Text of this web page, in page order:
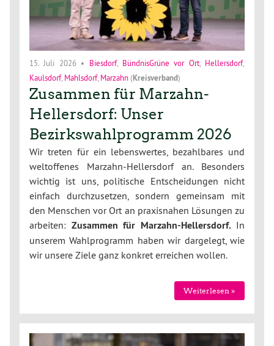
15. Juli 2026• Biesdorf, BündnisGrüne vor Ort, Hellersdorf,
Kaulsdorf, Mahlsdorf, Marzahn (Kreisverband)
Zusammen für Marzahn-
Hellersdorf: Unser
Bezirkswahlprogramm 2026
Wir treten für ein lebenswertes, bezahlbares und
weltoffenes Marzahn-Hellersdorf an. Besonders
wichtig ist uns, politische Entscheidungen nicht
einfach durchzusetzen, sondern gemeinsam mit
den Menschen vor Ort an praxisnahen Lösungen zu
arbeiten: Zusammen für Marzahn-Hellersdorf.In
unserem Wahlprogramm haben wir dargelegt, wie
wir unsere Ziele ganz konkret erreichen wollen.
Weiterlesen »